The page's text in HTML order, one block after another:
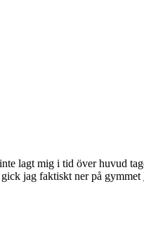
lagt mig i tid över huvud
jag faktiskt ner på gymmet